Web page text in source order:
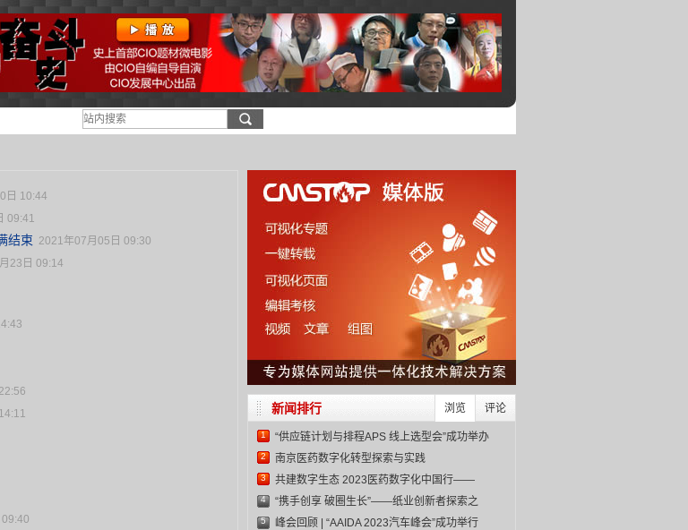
日 10:44
09:41
结束 2021年07月05日 09:30
23日 09:14
浏览 评论
新闻排行
1 “供应链计划与排程APS 线上选型会”成功举办
2 南京医药数字化转型探索与实践
3
共建数字生态 2023医药数字化中国行——
CIAPH
4 “携手创享 破圈生长”——纸业创新者探索之
5 峰会回顾 | “AAIDA 2023汽车峰会”成功举行